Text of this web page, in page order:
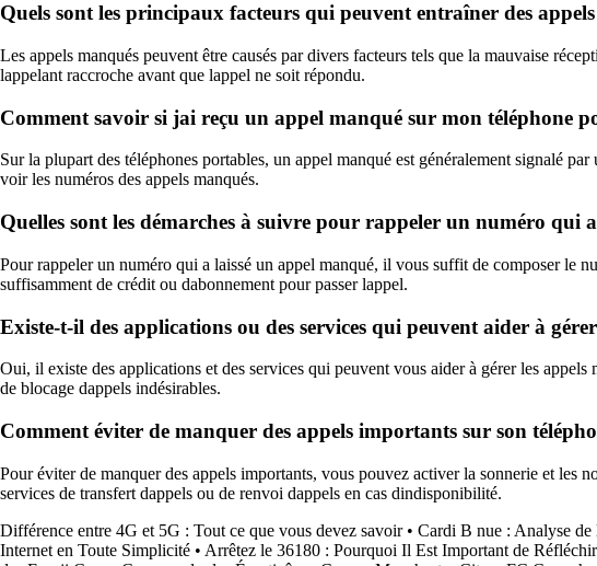
Quels sont les principaux facteurs qui peuvent entraîner des
Les appels manqués peuvent être causés par divers facteurs tels que la mauvaise
lappelant raccroche avant que lappel ne soit répondu.
Comment savoir si jai reçu un appel manqué sur mon téléphone
Sur la plupart des téléphones portables, un appel manqué est généralement signalé
voir les numéros des appels manqués.
Quelles sont les démarches à suivre pour rappeler un numéro qui
Pour rappeler un numéro qui a laissé un appel manqué, il vous suffit de composer le
suffisamment de crédit ou dabonnement pour passer lappel.
Existe-t-il des applications ou des services qui peuvent aider à
Oui, il existe des applications et des services qui peuvent vous aider à gérer les
de blocage dappels indésirables.
Comment éviter de manquer des appels importants sur son
Pour éviter de manquer des appels importants, vous pouvez activer la sonnerie et
services de transfert dappels ou de renvoi dappels en cas dindisponibilité.
Différence entre 4G et 5G : Tout ce que vous devez savoir• Cardi B nue : Analyse de
Internet en Toute Simplicité • Arrêtez le 36180 : Pourquoi Il Est Important de